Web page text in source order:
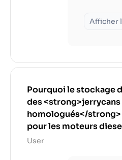
Afficher
Pourquoi le stockage
des <strong>jerrycans
homologués</
pour les moteurs
User